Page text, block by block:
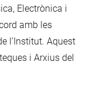
Electrònica i
amb les
l’Institut. Aquest
i Arxius del